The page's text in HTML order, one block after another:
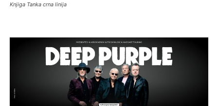
Knjiga Tanka crna linija